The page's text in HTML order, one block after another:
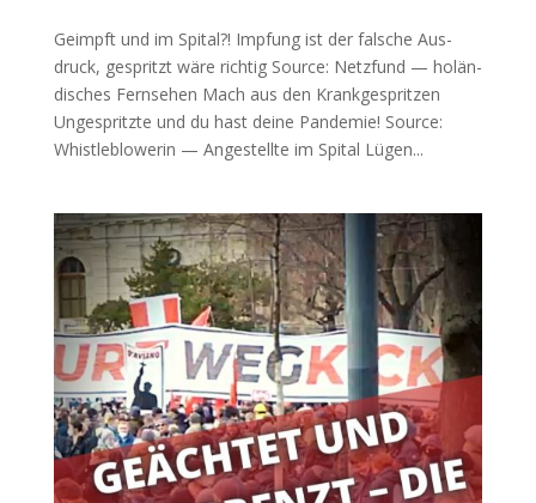
Geimpft und im Spital?! Imp­fung ist der fal­sche Aus­
druck, gespritzt wäre richtig Source: Netz­fund — holän­
di­sches Fernsehen Mach aus den Krank­ge­sprit­zen
Unge­spritz­te und du hast dei­ne Pandemie! Source:
Whist­leb­lo­we­rin — Ange­stell­te im Spital Lügen...